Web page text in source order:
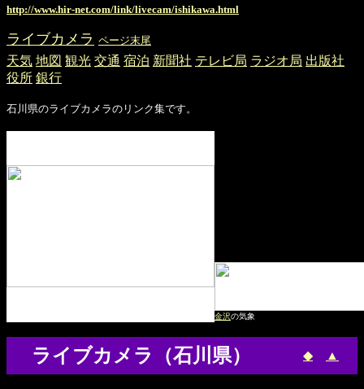
http://www.hir-net.com/link/livecam/ishikawa.html
ライブカメラ ページ末尾
天気 地図 観光 交通 宿泊 新聞社 テレビ局 ラジオ局 出版社
役所 銀行
石川県のライブカメラのリンク集です。
金沢の気象
ライブカメラ（石川県） ◆ ▲